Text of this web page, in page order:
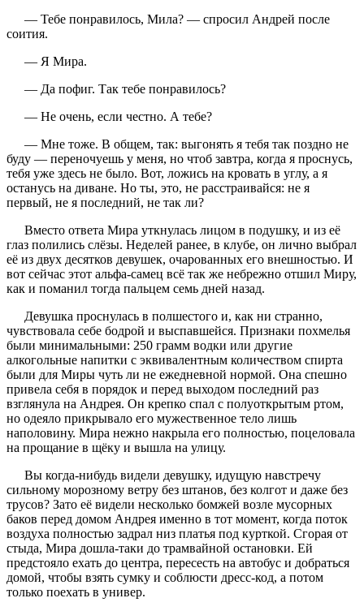
— Тебе понравилось, Мила? — спросил Андрей после
соития.
— Я Мира.
— Да пофиг. Так тебе понравилось?
— Не очень, если честно. А тебе?
— Мне тоже. В общем, так: выгонять я тебя так поздно не
буду — переночуешь у меня, но чтоб завтра, когда я проснусь,
тебя уже здесь не было. Вот, ложись на кровать в углу, а я
останусь на диване. Но ты, это, не расстраивайся: не я
первый, не я последний, не так ли?
Вместо ответа Мира уткнулась лицом в подушку, и из её
глаз полились слёзы. Неделей ранее, в клубе, он лично выбрал
её из двух десятков девушек, очарованных его внешностью. И
вот сейчас этот альфа-самец всё так же небрежно отшил Миру,
как и поманил тогда пальцем семь дней назад.
Девушка проснулась в полшестого и, как ни странно,
чувствовала себе бодрой и выспавшейся. Признаки похмелья
были минимальными: 250 грамм водки или другие
алкогольные напитки с эквивалентным количеством спирта
были для Миры чуть ли не ежедневной нормой. Она спешно
привела себя в порядок и перед выходом последний раз
взглянула на Андрея. Он крепко спал с полуоткрытым ртом,
но одеяло прикрывало его мужественное тело лишь
наполовину. Мира нежно накрыла его полностью, поцеловала
на прощание в щёку и вышла на улицу.
Вы когда-нибудь видели девушку, идущую навстречу
сильному морозному ветру без штанов, без колгот и даже без
трусов? Зато её видели несколько бомжей возле мусорных
баков перед домом Андрея именно в тот момент, когда поток
воздуха полностью задрал низ платья под курткой. Сгорая от
стыда, Мира дошла-таки до трамвайной остановки. Ей
предстояло ехать до центра, пересесть на автобус и добраться
домой, чтобы взять сумку и соблюсти дресс-код, а потом
только поехать в универ.